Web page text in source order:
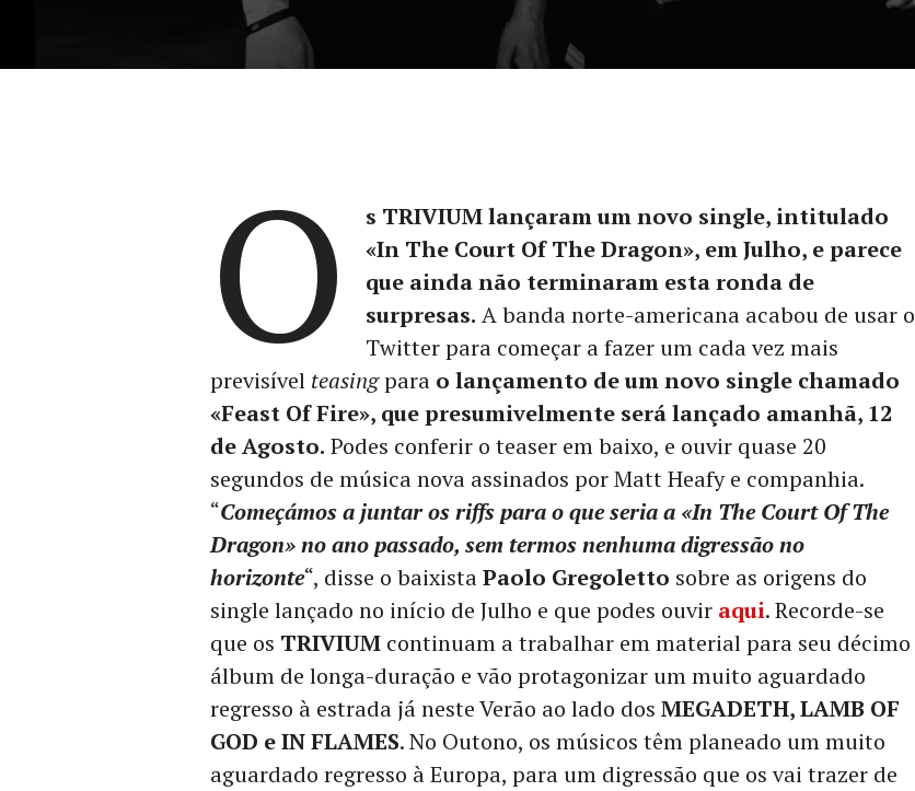
O
s TRIVIUM lançaram um novo single, intitulado
«In The Court Of The Dragon», em Julho, e parece
que ainda não terminaram esta ronda de
surpresas. A banda norte-americana acabou de usar o
Twitter para começar a fazer um cada vez mais
previsível teasingpara o lançamento de um novo single chamado
«Feast Of Fire», que presumivelmente será lançado amanhã, 12
de Agosto. Podes conferir o teaser em baixo, e ouvir quase 20
segundos de música nova assinados por Matt Heafy e companhia.
“Começámos a juntar os riffs para o que seria a «In The Court Of The
Dragon» no ano passado, sem termos nenhuma digressão no
horizonte“, disse o baixistaPaolo Gregoletto sobre as origens do
single lançado no início de Julho e que podes ouvir aqui. Recorde-se
que os TRIVIUM continuam a trabalhar em material para seu décimo
álbum de longa-duração e vão protagonizar um muito aguardado
regresso à estrada já neste Verão ao lado dos MEGADETH, LAMB OF
GOD e IN FLAMES. No Outono, os músicos têm planeado um muito
aguardado regresso à Europa, para um digressão que os vai trazer de